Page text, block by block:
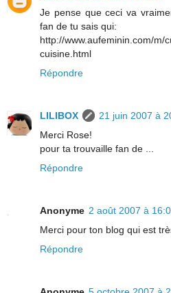
Je pense que ceci va
fan de tu sais qui:
http://www.aufeminin.com/m/
cuisine.html
Répondre
LILIBOX
21 juin 2007 à
Merci Rose!
pour ta trouvaille fan de ...
Répondre
Anonyme 2 août 2007 à
Merci pour ton blog qui est
Répondre